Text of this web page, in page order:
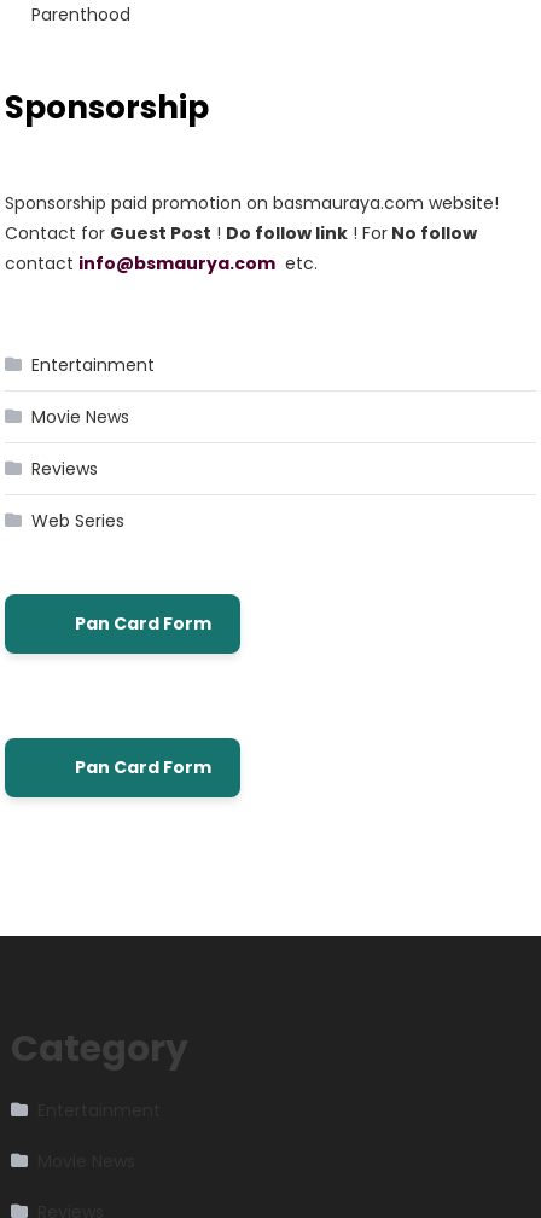
Parenthood
Sponsorship
Sponsorship paid promotion on basmauraya.com website!
Contact for Guest Post ! Do follow link ! For No follow
contact info@bsmaurya.com etc.
Entertainment
Movie News
Reviews
Web Series
Pan Card Form
Pan Card Form
Category